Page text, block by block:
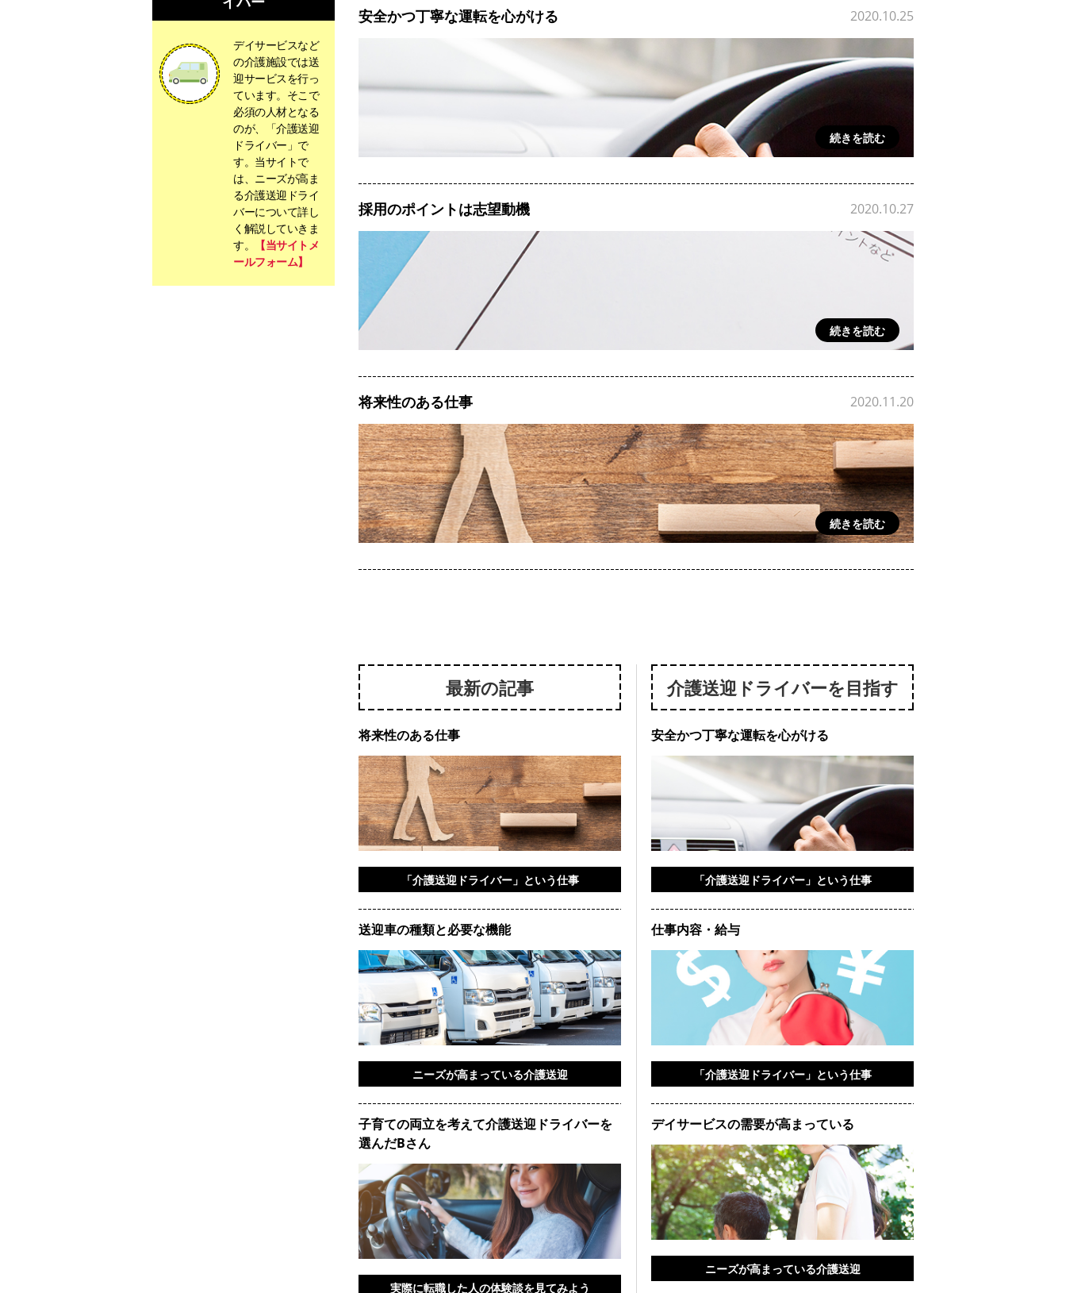
安全かつ丁寧な運転を心がける 2020.10.25
続きを読む
採用のポイントは志望動機 2020.10.27
続きを読む
将来性のある仕事 2020.11.20
続きを読む
最新の記事
将来性のある仕事
「介護送迎ドライバー」という仕事
送迎車の種類と必要な機能
ニーズが高まっている介護送迎
子育ての両立を考えて介護送迎ドライバーを
選んだBさん
実際に転職した人の体験談を見てみよう
介護送迎ドライバーを目指す
安全かつ丁寧な運転を心がける
「介護送迎ドライバー」という仕事
仕事内容・給与
「介護送迎ドライバー」という仕事
デイサービスの需要が高まっている
ニーズが高まっている介護送迎
デイサービスなど
の介護施設では送
迎サービスを行っ
ています。そこで
必須の人材となる
のが、「介護送迎
ドライバー」で
す。当サイトで
は、ニーズが高ま
る介護送迎ドライ
バーについて詳し
く解説していきま
す。
【当サイトメ
ールフォーム】